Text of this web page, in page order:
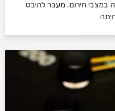
במצבי חירום. מעבר להיבט